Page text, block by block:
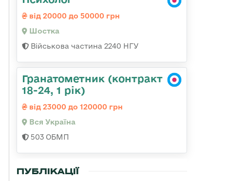
від 20000 до 50000 грн
Шостка
Військова частина 2240 НГУ
Гранатометник (контракт
18-24, 1 рік)
від 23000 до 120000 грн
Вся Україна
503 ОБМП
ПУБЛІКАЦІЇ